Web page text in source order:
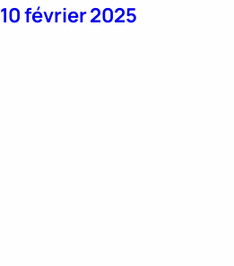
10 février 2025